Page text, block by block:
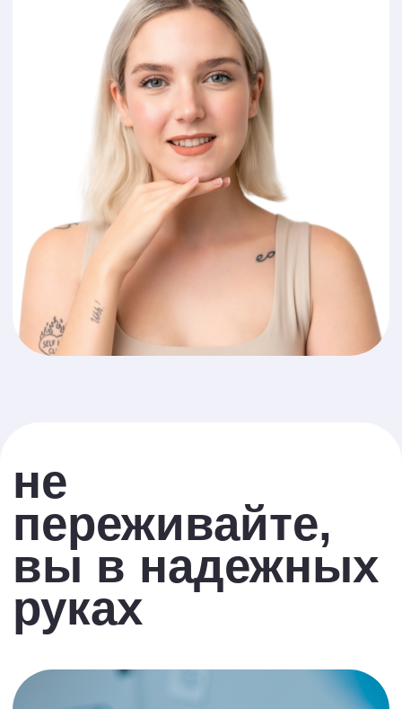
Гарантия профессионализма
Гарантии правовой безопасности
Все услуги оказываются по договору
на оказание стоматологических услуг
Гарантия на все виды
лечения
Поддерживаем безупречную чистоту
и используем только стерильные
инструменты